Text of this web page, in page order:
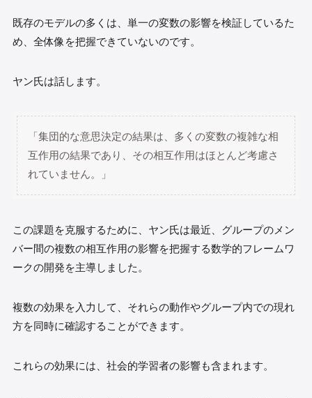
既存のモデルの多くは、単一の変数の影響を検証しているた
め、全体像を把握できていないのです。
ヤン氏は話します。
「集団的な意思決定の結果は、多くの変数の複雑な相
互作用の結果であり、その相互作用はほとんど考慮さ
れていません。」
この課題を克服するために、ヤン氏は最近、グループのメン
バー間の複数の相互作用の影響を把握する数学的フレームワ
ークの開発を主導しました。
複数の効果を入力して、それらの動作やグループ内での現れ
方を同時に確認することができます。
これらの効果には、社会的学習者の影響も含まれます。